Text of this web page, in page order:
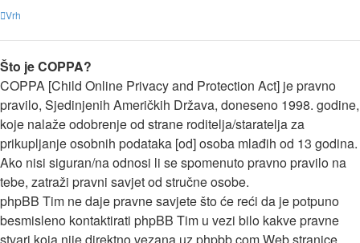
Vrh
Što je COPPA?
COPPA [Child Online Privacy and Protection Act] je pravno
pravilo, Sjedinjenih Američkih Država, doneseno 1998. godine,
koje nalaže odobrenje od strane roditelja/staratelja za
prikupljanje osobnih podataka [od] osoba mlađih od 13 godina.
Ako nisi siguran/na odnosi li se spomenuto pravno pravilo na
tebe, zatraži pravni savjet od stručne osobe.
phpBB Tim ne daje pravne savjete što će reći da je potpuno
besmisleno kontaktirati phpBB Tim u vezi bilo kakve pravne